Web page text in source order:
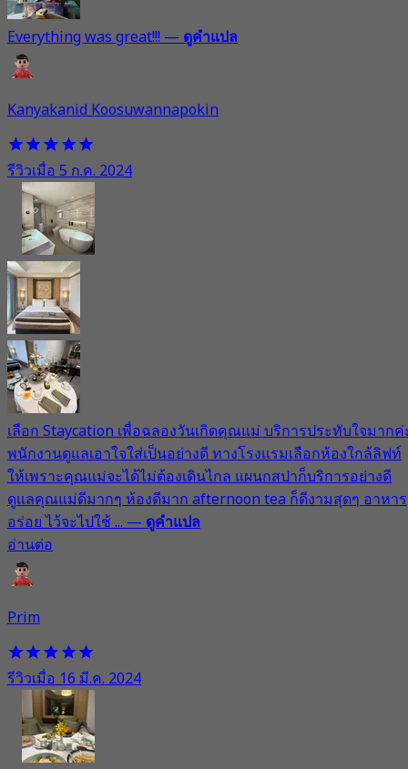
Everything was great!!! — ดูคำแปล
Kanyakanid Koosuwannapokin
รีวิวเมื่อ 5 ก.ค. 2024
เลือก Staycation เพื่อฉลองวันเกิดคุณแม่ บริการประทับใจมากค่
พนักงานดูแลเอาใจใส่เป็นอย่างดี ทางโรงแรมเลือกห้องใกล้ลิฟท์
ให้เพราะคุณแม่จะได้ไม่ต้องเดินไกล แผนกสปาก็บริการอย่างดี
ดูแลคุณแม่ดีมากๆ ห้องดีมาก afternoon tea ก็ดีงามสุดๆ อาหาร
อร่อย ไว้จะไปใช้ ...—ดูคำแปล
อ่านต่อ
Prim
รีวิวเมื่อ 16 มี.ค. 2024